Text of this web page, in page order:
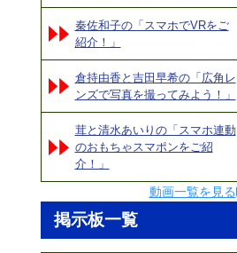
秦佐和子の「スマホでVRをご
紹介！」
倉持由香と吉田早希の「広角レ
ンズで写真を撮ってみよう！」
茸と清水あいりの「スマホ連動
のおもちゃスマポンをご紹
介！」
動画一覧を見る
掲示板一覧